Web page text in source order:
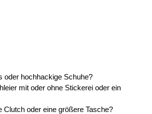
oder hochhackige Schuhe?
mit oder ohne Stickerei oder ein
Clutch oder eine größere Tasche?